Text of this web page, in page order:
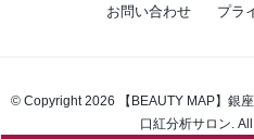
お問い合わせ プラ
© Copyright 2026 【BEAUTY MAP】銀
口紅分析サロン.